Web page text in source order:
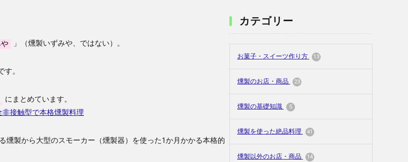
」（燻製いずみや、ではない）。
。
にまとめています。
非接触型で本格燻製料理
燻製から大型のスモーカー（燻製器）を使った1か月かかる本格的
カテゴリー
お菓子・スイーツ作り方 13
燻製のお店・商品 23
燻製の基礎知識 5
燻製を使った絶品料理 41
燻製以外のお店・商品 14